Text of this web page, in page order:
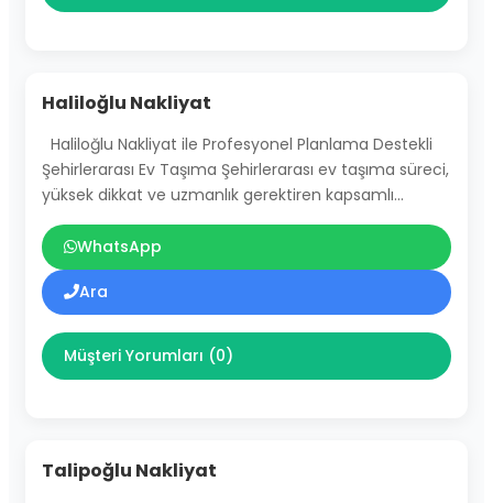
Haliloğlu Nakliyat
Haliloğlu Nakliyat ile Profesyonel Planlama Destekli
Şehirlerarası Ev Taşıma Şehirlerarası ev taşıma süreci,
yüksek dikkat ve uzmanlık gerektiren kapsamlı…
WhatsApp
Ara
Müşteri Yorumları (0)
Talipoğlu Nakliyat